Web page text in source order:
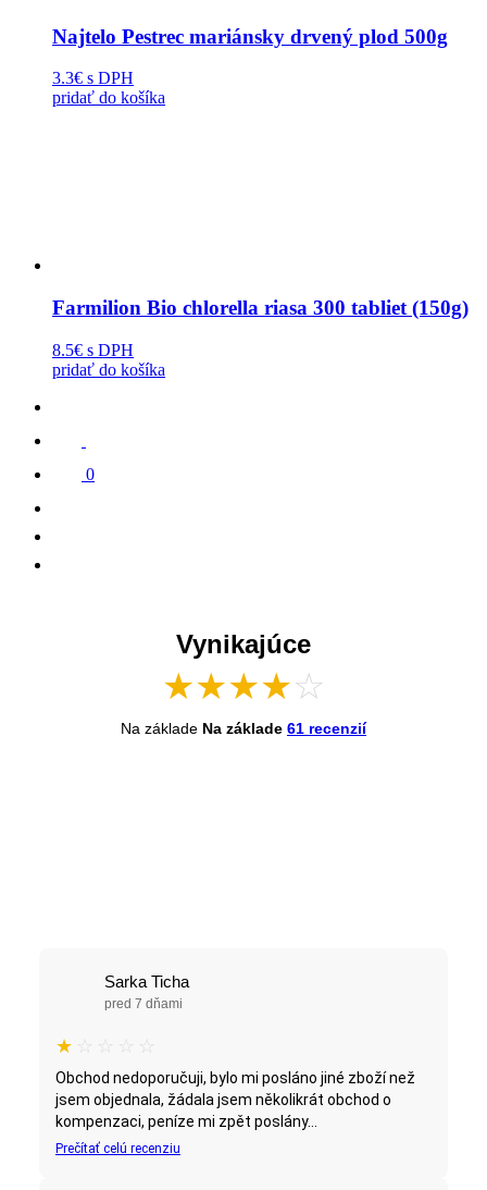
Najtelo Pestrec mariánsky drvený plod 500g
3.3€ s DPH
pridať do košíka
Farmilion Bio chlorella riasa 300 tabliet (150g)
8.5€ s DPH
pridať do košíka
0
Vynikajúce
★★★★☆
Na základe Na základe 61 recenzií
Sarka Ticha
pred 7 dňami
★ ☆ ☆ ☆ ☆
Obchod nedoporučuji, bylo mi posláno jiné zboží než
jsem objednala, žádala jsem několikrát obchod o
kompenzaci, peníze mi zpět poslány...
Prečítať celú recenziu